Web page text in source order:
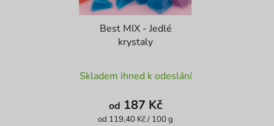
Best MIX - Jedlé
krystaly
hodnocení
produktu
je
Skladem ihned k odeslání
od 187 Kč
Měrná
od 119,40 Kč / 100 g